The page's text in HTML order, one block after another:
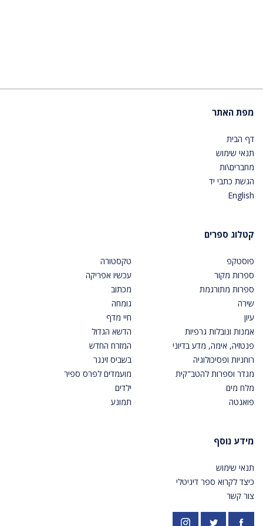
מפת האתר
דף הבית
תנאי שימוש
מחברים\ות
הגשת כתבי יד
English
קטלוג ספרים
פוסטקפ
ספרות מקור
ספרות מתורגמת
שירה
עיון
אמנות ונובלות גרפיות
פנטזיה, אימה, מדע בדיוני
רוחניות ופסיכולוגיה
מגדר וספרות להטב"קית
מלח מים
פואנטה
טקסטורה
עכשיו אפריקה
מכתוב
גומחה
חיי מדף
הדשא הגדול
המזרח החדש
בשביס זינגר
מועמדים לפרס ספיר
ילדים
תמונע
מידע נוסף
תנאי שימוש
כיצד לקרוא ספר דיגיטלי
צור קשר
פייסבוק https://twitter.com/PardesPublish
אינסטגרם